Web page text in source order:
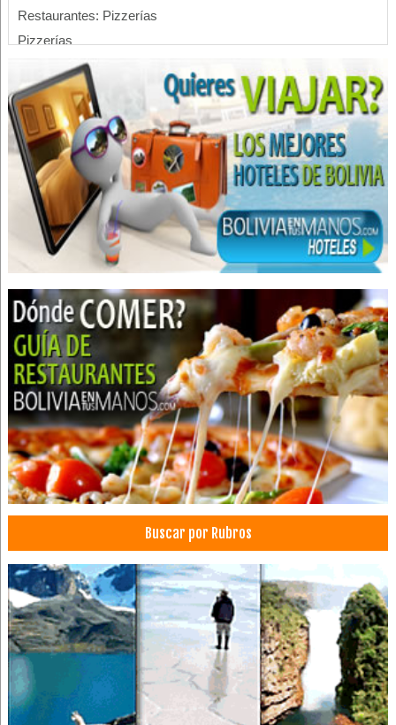
Restaurantes: Pizzerías
Pizzerías
Restaurantes: Vegetarianos
Wraps
Jugos, Zumos
Smoothies
Ensaladas
Sandwiches
Rollos de papel
Insumos para imprenta
Impresión de facturas en rollo
Industrias Gráficas
Papel, Fábricas de
Papelería para imprenta
Papel bond
Papel químico
Restaurantes: Comida Japonesa
Restaurantes: Comida Internacional
Sushi
Restaurantes: Pescados y Mariscos
SPA
Gigantografías
Imprentas
Sellos
Serigrafía
Agencias de Publicidad
Buscar por Rubros